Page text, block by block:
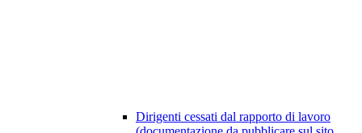
Dirigenti cessati dal rapporto di lavoro